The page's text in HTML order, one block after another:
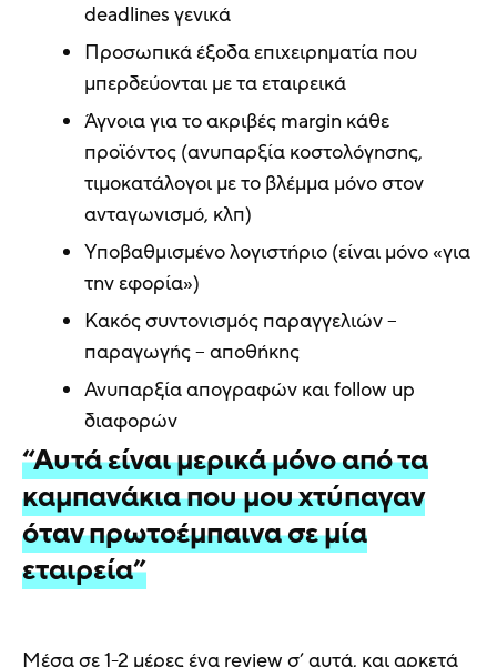
deadlines γενικά
Προσωπικά έξοδα επιχειρηματία που
μπερδεύονται με τα εταιρεικά
Άγνοια για το ακριβές margin κάθε
προϊόντος (ανυπαρξία κοστολόγησης,
τιμοκατάλογοι με το βλέμμα μόνο στον
ανταγωνισμό, κλπ)
Υποβαθμισμένο λογιστήριο (είναι μόνο «για
την εφορία»)
Κακός συντονισμός παραγγελιών –
παραγωγής – αποθήκης
Ανυπαρξία απογραφών και follow up
διαφορών
“Αυτά είναι μερικά μόνο από τα
καμπανάκια που μου χτύπαγαν
όταν πρωτοέμπαινα σε μία
εταιρεία”
Μέσα σε 1-2 μέρες ένα review σ’ αυτά, και αρκετά